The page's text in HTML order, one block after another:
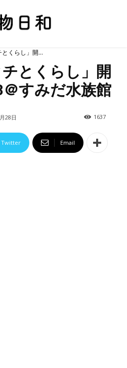
くらし」開...
とくらし」開
すみだ水族館
28日 1637
Twitter Email